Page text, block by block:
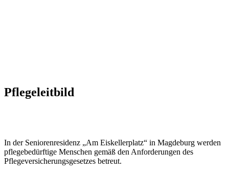
Pflegeleitbild
In der Seniorenresidenz „Am Eiskellerplatz“ in Magdeburg werden
pflegebedürftige Menschen gemäß den Anforderungen des
Pflegeversicherungsgesetzes betreut.